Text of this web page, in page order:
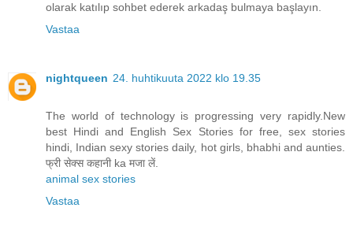
olarak katılıp sohbet ederek arkadaş bulmaya başlayın.
Vastaa
nightqueen 24. huhtikuuta 2022 klo 19.35
The world of technology is progressing very rapidly.New
best Hindi and English Sex Stories for free, sex stories
hindi, Indian sexy stories daily, hot girls, bhabhi and aunties.
फ्री सेक्स कहानी ka मजा लें.
animal sex stories
Vastaa